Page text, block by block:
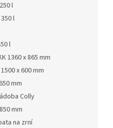
l
l
l
1360 x 865 mm
x 600 mm
mm
Colly
mm
na zrní